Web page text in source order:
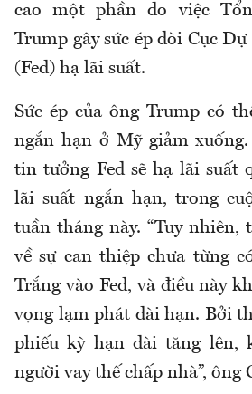
cao một phần do việc
Trump gây sức ép đòi Cục
(Fed) hạ lãi suất.
Sức ép của ông Trump có
ngắn hạn ở Mỹ giảm
tin tưởng Fed sẽ hạ lãi suất
lãi suất ngắn hạn, trong
tuần tháng này. “Tuy
về sự can thiệp chưa từng
Trắng vào Fed, và điều này
vọng lạm phát dài hạn. Bởi
phiếu kỳ hạn dài tăng lên,
người vay thế chấp nhà”, ông